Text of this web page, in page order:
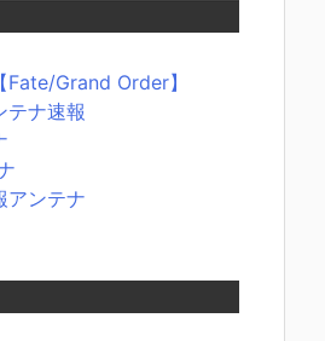
Fate/Grand Order】
テナ速報
アンテナ